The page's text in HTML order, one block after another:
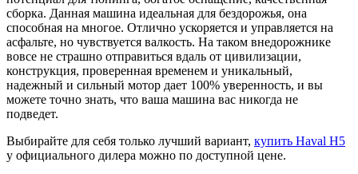
сборка. Данная машина идеальная для бездорожья, она
способная на многое. Отлично ускоряется и управляется на
асфальте, но чувствуется валкость. На таком внедорожнике
вовсе не страшно отправиться вдаль от цивилизации,
конструкция, проверенная временем и уникальный,
надежный и сильный мотор дает 100% уверенность, и вы
можете точно знать, что ваша машина вас никогда не
подведет.
Выбирайте для себя только лучший вариант, купить Haval H5
у официального дилера можно по доступной цене.